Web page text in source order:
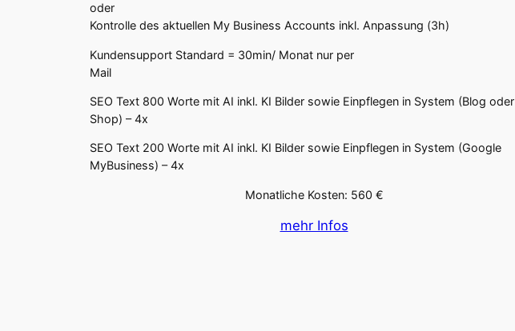
oder
Kontrolle des aktuellen My Business Accounts inkl. Anpassung (3h)
Kundensupport Standard = 30min/ Monat nur per
Mail
SEO Text 800 Worte mit AI inkl. KI Bilder sowie Einpflegen in System (Blog oder
Shop) – 4x
SEO Text 200 Worte mit AI inkl. KI Bilder sowie Einpflegen in System (Google
MyBusiness) – 4x
Monatliche Kosten: 560 €
mehr Infos